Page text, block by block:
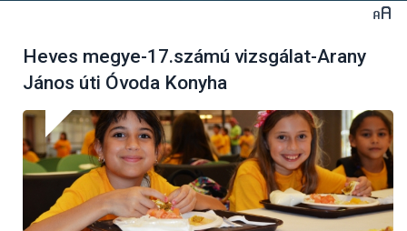
Heves megye-17.számú vizsgálat-Arany
János úti Óvoda Konyha